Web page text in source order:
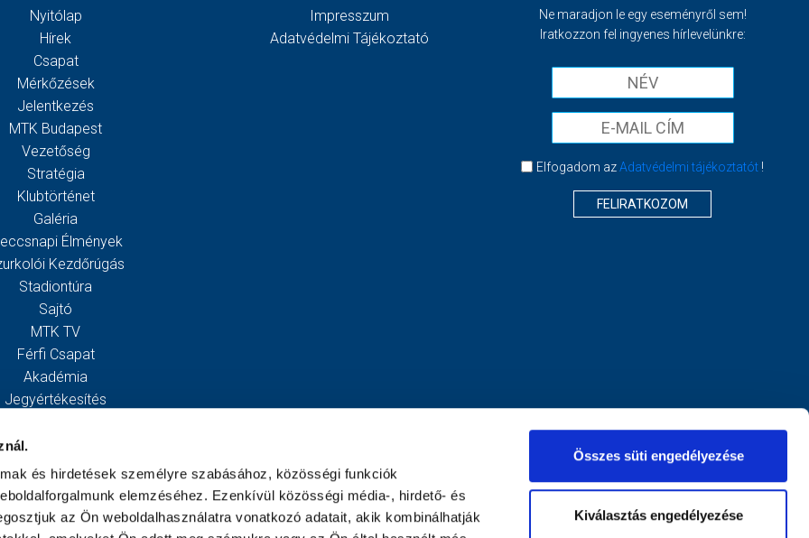
és hirdetések személyre szabásához, közösségi funkciók
elemzéséhez. Ezenkívül közösségi média-, hirdető- és
az Ön weboldalhasználatra vonatkozó adatait, akik kombinálhatják
Összes süti engedélyezése
Kiválasztás engedélyezése
Nyitólap
Hírek
Csapat
Mérkőzések
Jelentkezés
MTK Budapest
Vezetőség
Stratégia
Klubtörténet
Galéria
Élmények
Kezdőrúgás
Stadiontúra
Sajtó
MTK TV
Férfi Csapat
Akadémia
Jegyértékesítés
Egyesület
Kapcsolat
Impresszum
Adatvédelmi Tájékoztató
Ne maradjon le egy eseményről sem!
Iratkozzon fel ingyenes hírlevelünkre:
Elfogadom azAdatvédelmi tájékoztatót !
FELIRATKOZOM